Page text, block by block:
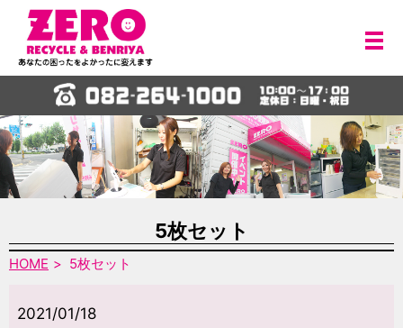
メ
5枚セット
HOME 5枚セット
2021/01/18